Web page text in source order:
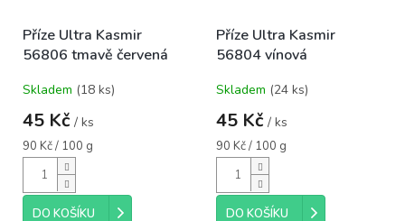
Příze Ultra Kasmir
56806 tmavě červená
Skladem (18 ks)
45 Kč / ks
Měrná
cena:
90 Kč / 100 g
DO KOŠÍKU
Příze Ultra Kasmir
56804 vínová
Skladem (24 ks)
45 Kč / ks
Měrná
cena:
90 Kč / 100 g
DO KOŠÍKU